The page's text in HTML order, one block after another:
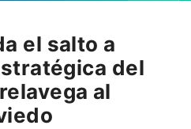
el salto a
del
al